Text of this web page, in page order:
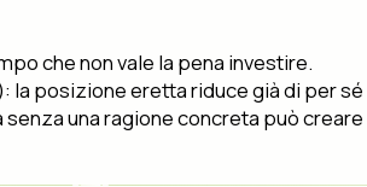
che non vale la pena investire.
posizione eretta riduce già di per
una ragione concreta può